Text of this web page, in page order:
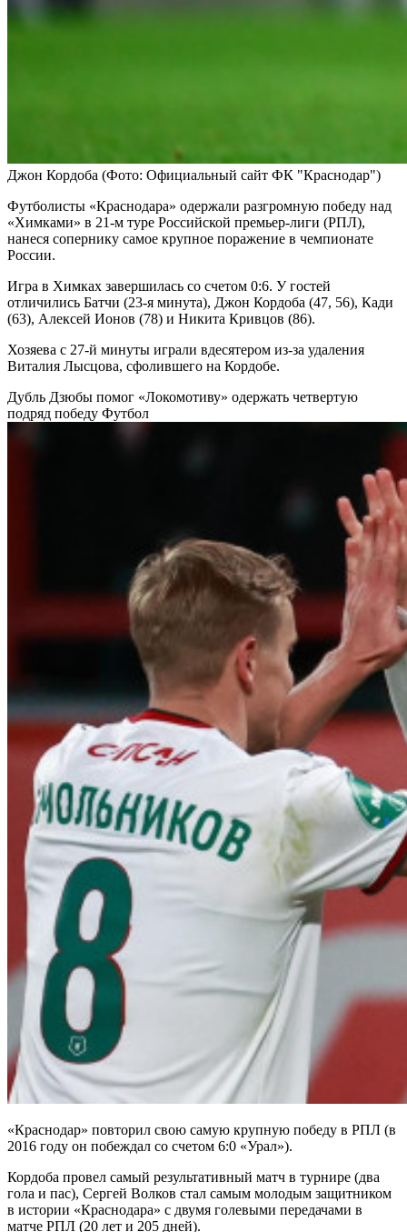
Джон Кордоба (Фото: Официальный сайт ФК "Краснодар")
Футболисты «Краснодара» одержали разгромную победу над
«Химками» в 21-м туре Российской премьер-лиги (РПЛ),
нанеся сопернику самое крупное поражение в чемпионате
России.
Игра в Химках завершилась со счетом 0:6. У гостей
отличились Батчи (23-я минута), Джон Кордоба (47, 56), Кади
(63), Алексей Ионов (78) и Никита Кривцов (86).
Хозяева с 27-й минуты играли вдесятером из-за удаления
Виталия Лысцова, сфолившего на Кордобе.
Дубль Дзюбы помог «Локомотиву» одержать четвертую
подряд победу Футбол
«Краснодар» повторил свою самую крупную победу в РПЛ (в
2016 году он побеждал со счетом 6:0 «Урал»).
Кордоба провел самый результативный матч в турнире (два
гола и пас), Сергей Волков стал самым молодым защитником
в истории «Краснодара» с двумя голевыми передачами в
матче РПЛ (20 лет и 205 дней).